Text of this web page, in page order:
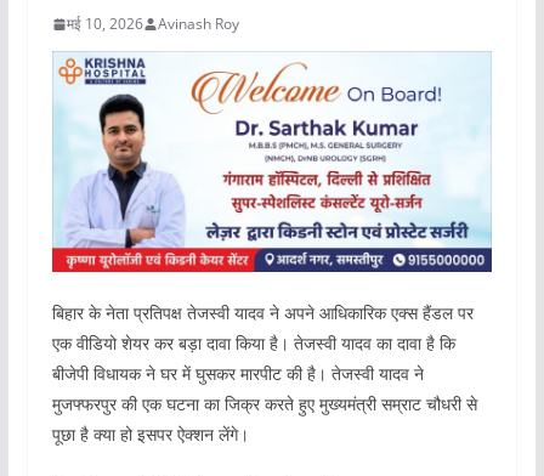
मई 10, 2026 Avinash Roy
बिहार के नेता प्रतिपक्ष तेजस्वी यादव ने अपने आधिकारिक एक्स हैंडल पर
एक वीडियो शेयर कर बड़ा दावा किया है। तेजस्वी यादव का दावा है कि
बीजेपी विधायक ने घर में घुसकर मारपीट की है। तेजस्वी यादव ने
मुजफ्फरपुर की एक घटना का जिक्र करते हुए मुख्यमंत्री सम्राट चौधरी से
पूछा है क्या हो इसपर ऐक्शन लेंगे।